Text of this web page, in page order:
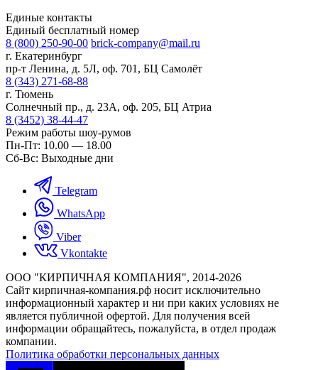
Единые контакты
Единый бесплатный номер
8 (800) 250-90-00 brick-company@mail.ru
г. Екатеринбург
пр-т Ленина, д. 5Л, оф. 701, БЦ Самолёт
8 (343) 271-68-88
г. Тюмень
Солнечный пр., д. 23А, оф. 205, БЦ Атриа
8 (3452) 38-44-47
Режим работы шоу-румов
Пн-Пт: 10.00 — 18.00
Сб-Вс: Выходные дни
Telegram
WhatsApp
Viber
Vkontakte
ООО "КИРПИЧНАЯ КОМПАНИЯ", 2014-2026
Cайт кирпичная-компания.рф носит исключительно
информационный характер и ни при каких условиях не
является публичной офертой. Для получения всей
информации обращайтесь, пожалуйста, в отдел продаж
компании.
Политика обработки персональных данных